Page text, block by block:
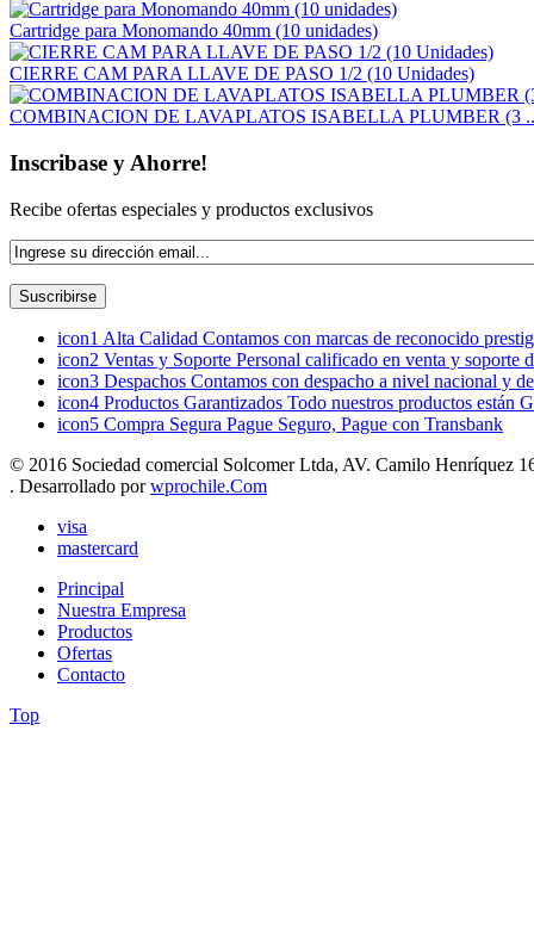
Cartridge para Monomando 40mm (10 unidades)
CIERRE CAM PARA LLAVE DE PASO 1/2 (10 Unidades)
COMBINACION DE LAVAPLATOS ISABELLA PLUMBER (3
Inscribase y Ahorre!
Recibe ofertas especiales y productos exclusivos
icon1 Alta Calidad Contamos con marcas de reconocido
icon2 Ventas y Soporte Personal calificado en venta y soporte
icon3 Despachos Contamos con despacho a nivel nacional y
icon4 Productos Garantizados Todo nuestros productos están
icon5 Compra Segura Pague Seguro, Pague con Transbank
© 2016 Sociedad comercial Solcomer Ltda, AV. Camilo Henríquez
. Desarrollado porwprochile.Com
visa
mastercard
Principal
Nuestra Empresa
Productos
Ofertas
Contacto
Top